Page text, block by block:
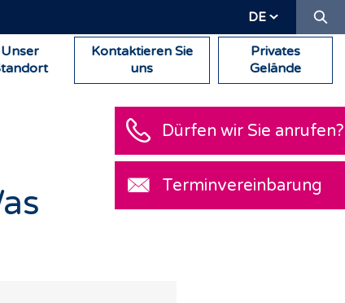
DE
Unser
Kontaktieren Sie
uns
Privates
Gelände
Dürfen wir Sie